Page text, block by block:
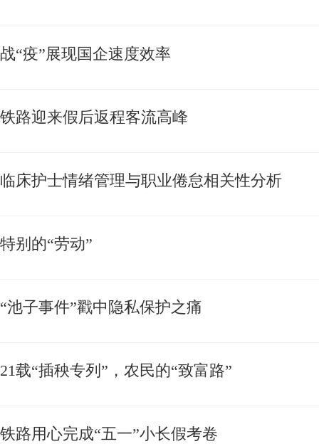
战“疫”展现国企速度效率
铁路迎来假后返程客流高峰
临床护士情绪管理与职业倦怠相关性分析
特别的“劳动”
“池子事件”戳中隐私保护之痛
21载“插秧专列”，农民的“致富路”
铁路用心完成“五一”小长假考卷